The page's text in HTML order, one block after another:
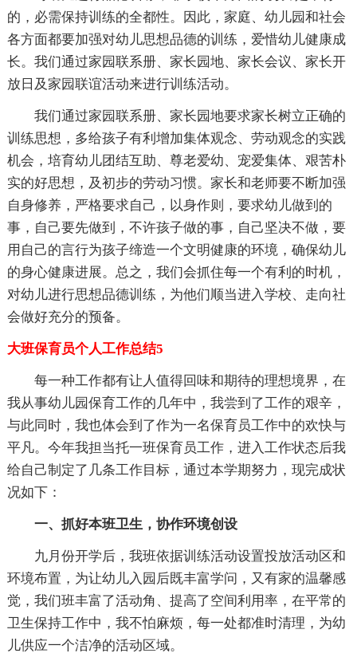
的，必需保持训练的全都性。因此，家庭、幼儿园和社会
各方面都要加强对幼儿思想品德的训练，爱惜幼儿健康成
长。我们通过家园联系册、家长园地、家长会议、家长开
放日及家园联谊活动来进行训练活动。
我们通过家园联系册、家长园地要求家长树立正确的
训练思想，多给孩子有利增加集体观念、劳动观念的实践
机会，培育幼儿团结互助、尊老爱幼、宠爱集体、艰苦朴
实的好思想，及初步的劳动习惯。家长和老师要不断加强
自身修养，严格要求自己，以身作则，要求幼儿做到的
事，自己要先做到，不许孩子做的事，自己坚决不做，要
用自己的言行为孩子缔造一个文明健康的环境，确保幼儿
的身心健康进展。总之，我们会抓住每一个有利的时机，
对幼儿进行思想品德训练，为他们顺当进入学校、走向社
会做好充分的预备。
大班保育员个人工作总结5
每一种工作都有让人值得回味和期待的理想境界，在
我从事幼儿园保育工作的几年中，我尝到了工作的艰辛，
与此同时，我也体会到了作为一名保育员工作中的欢快与
平凡。今年我担当托一班保育员工作，进入工作状态后我
给自己制定了几条工作目标，通过本学期努力，现完成状
况如下：
一、抓好本班卫生，协作环境创设
九月份开学后，我班依据训练活动设置投放活动区和
环境布置，为让幼儿入园后既丰富学问，又有家的温馨感
觉，我们班丰富了活动角、提高了空间利用率，在平常的
卫生保持工作中，我不怕麻烦，每一处都准时清理，为幼
儿供应一个洁净的活动区域。